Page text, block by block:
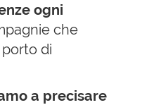
ogni
che
di
a precisare